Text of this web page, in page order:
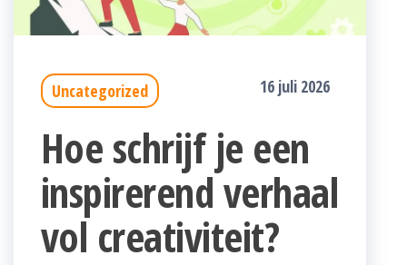
Uncategorized 16 juli 2026
Hoe schrijf je een
inspirerend verhaal
vol creativiteit?